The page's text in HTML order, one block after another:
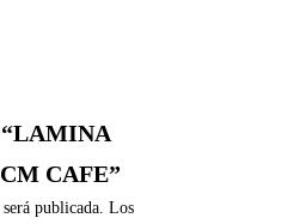
“LAMINA
CAFE”
publicada. Los